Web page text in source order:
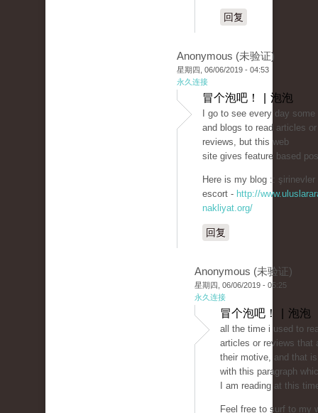
回复
Anonymous (未验证)
星期四, 06/06/2019 - 04:53
永久连接
冒个泡吧！ | 泡泡
I go to see every day some
and blogs to read articles or
reviews, but this web
site gives feature based
Here is my blog :: şirinevler
escort - http://
nakliyat.org/
回复
Anonymous (未验证)
星期四, 06/06/2019 - 05:25
永久连接
冒个泡吧！ | 泡泡
all the time i used to
articles or reviews that
their motive, and that
with this paragraph
I am reading at this
Feel free to surf to my